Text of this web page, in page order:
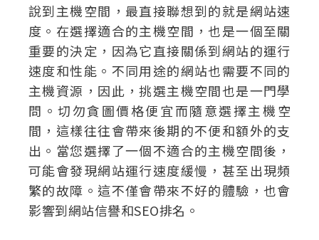
說到主機空間，最直接聯想到的就是網站速
度。在選擇適合的主機空間，也是一個至關
重要的決定，因為它直接關係到網站的運行
速度和性能。不同用途的網站也需要不同的
主機資源，因此，挑選主機空間也是一門學
問。切勿貪圖價格便宜而隨意選擇主機空
間，這樣往往會帶來後期的不便和額外的支
出。當您選擇了一個不適合的主機空間後，
可能會發現網站運行速度緩慢，甚至出現頻
繁的故障。這不僅會帶來不好的體驗，也會
影響到網站信譽和SEO排名。